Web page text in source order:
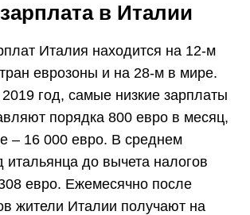
в Италии
Италия находится на 12-м
еврозоны и на 28-м в мире.
год, самые низкие зарплаты
порядка 800 евро в месяц,
– 16 000 евро. В среднем
итальянца до вычета налогов
евро. Ежемесячно после
жители Италии получают на